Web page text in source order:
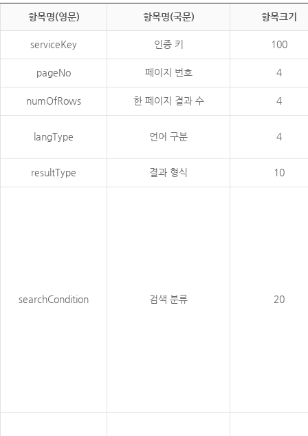
항목명(영문) 항목명(국문) 항목크기
serviceKey 인증 키 100
pageNo 페이지 번호 4
numOfRows 한 페이지 결과 수 4
langType 언어 구분 4
resultType 결과 형식 10
searchCondition 검색 분류 20